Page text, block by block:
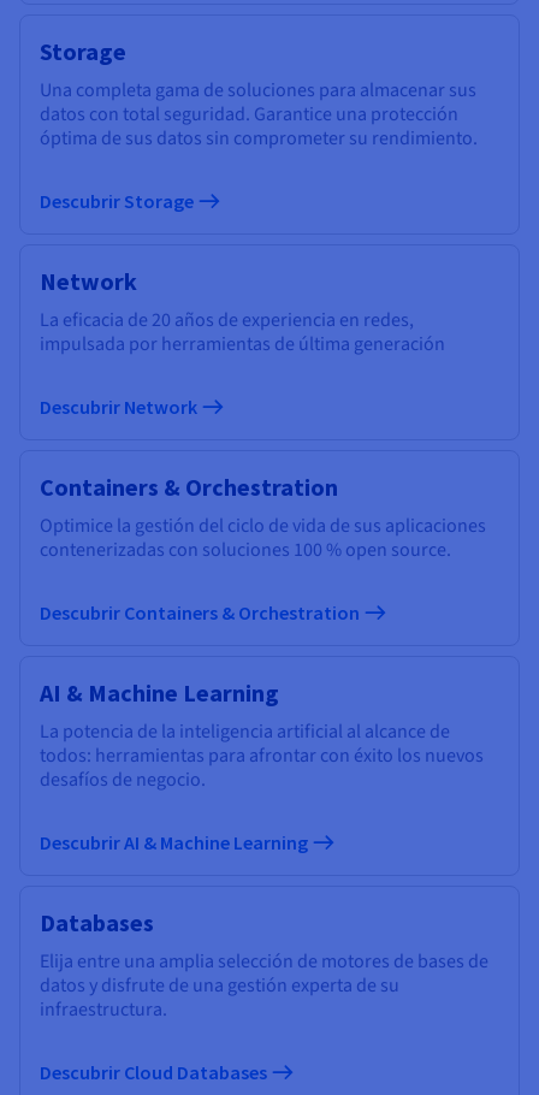
Storage
Una completa gama de soluciones para almacenar sus
datos con total seguridad. Garantice una protección
óptima de sus datos sin comprometer su rendimiento.
Descubrir Storage
Network
La eficacia de 20 años de experiencia en redes,
impulsada por herramientas de última generación
Descubrir Network
Containers & Orchestration
Optimice la gestión del ciclo de vida de sus aplicaciones
contenerizadas con soluciones 100 % open source.
Descubrir Containers & Orchestration
AI & Machine Learning
La potencia de la inteligencia artificial al alcance de
todos: herramientas para afrontar con éxito los nuevos
desafíos de negocio.
Descubrir AI & Machine Learning
Databases
Elija entre una amplia selección de motores de bases de
datos y disfrute de una gestión experta de su
infraestructura.
Descubrir Cloud Databases